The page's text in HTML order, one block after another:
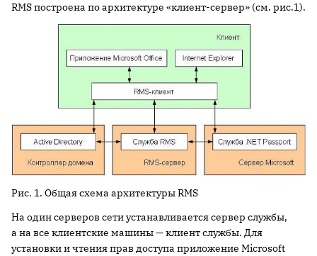
RMS построена по архитектуре «клиент-сервер» (см. рис.1).
Рис. 1. Общая схема архитектуры RMS
На один серверов сети устанавливается сервер службы,
а на все клиентские машины — клиент службы. Для
установки и чтения прав доступа приложение Microsoft